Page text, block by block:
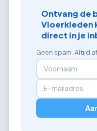
Ontvang de
Vloerkleden
direct in je
Geen spam. Altijd